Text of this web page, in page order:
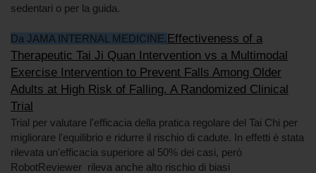
sedentari o per la guida.
Da JAMA INTERNAL MEDICINE.Effectiveness of a
Therapeutic Tai Ji Quan Intervention vs a Multimodal
Exercise Intervention to Prevent Falls Among Older
Adults at High Risk of Falling. A Randomized Clinical
Trial
Trial per valutare l'efficacia della pratica regolare del Tai Chi per
migliorare l'equilibrio e ridurre il rischio di cadute. In effetti è stata
rilevata un'efficacia superiore al 50% dei casi, però
RobotReviewer rileva anche alto rischio di biasi